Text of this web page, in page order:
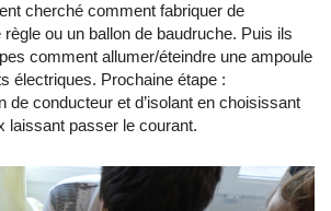
cherché comment fabriquer de
règle ou un ballon de baudruche. Puis ils
comment allumer/éteindre une ampoule
électriques. Prochaine étape :
de conducteur et d’isolant en choisissant
laissant passer le courant.